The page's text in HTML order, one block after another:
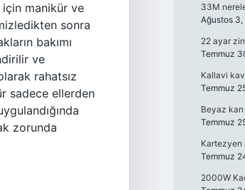
için manikür ve
sonra
bakımı
ve
rahatsız
sadece ellerden
zorunda
33M
Ağustos
22 ayar
Temmuz
Kallavi
Temmuz
Beyaz kan
Temmuz
Kartezyen
Temmuz
2000W